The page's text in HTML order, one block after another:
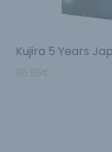
Kujira 5 Years
85.95€